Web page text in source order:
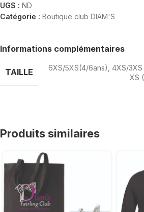
UGS : ND
Catégorie : Boutique club DIAM'S
Informations complémentaires
TAILLE 6XS/5XS(4/6ans) 4XS/3XS
XS
Produits similaires